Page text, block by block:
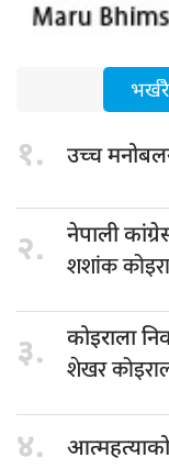
भर्खरै
१. उच्च
२. नेपाली
शशांक
३. कोइराला
शेखर
४.